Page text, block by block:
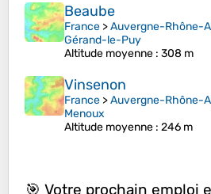
Beaube
France >Auvergne-Rhône-
Gérand-le-Puy
Altitude moyenne : 308 m
Vinsenon
France >Auvergne-Rhône-
Menoux
Altitude moyenne : 246 m
🎯 Votre prochain emploi